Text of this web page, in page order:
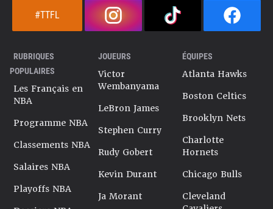
#TTFL
RUBRIQUES
POPULAIRES
Les Français en
NBA
Programme NBA
Classements NBA
Salaires NBA
Playoffs NBA
JOUEURS
Victor
Wembanyama
LeBron James
Stephen Curry
Rudy Gobert
Kevin Durant
Ja Morant
ÉQUIPES
Atlanta Hawks
Boston Celtics
Brooklyn Nets
Charlotte
Hornets
Chicago Bulls
Cleveland